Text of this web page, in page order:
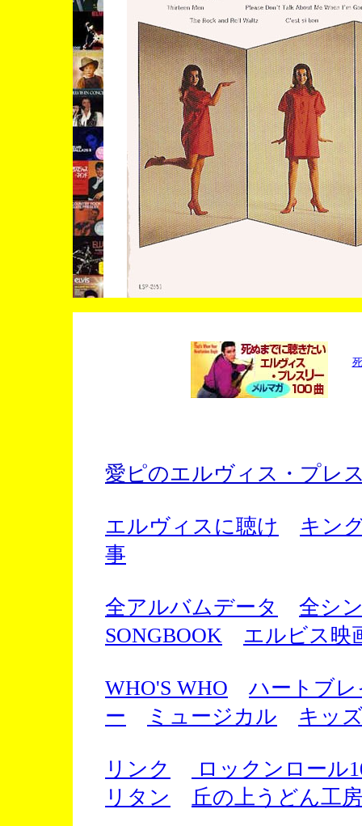
愛ピのエルヴィス・プレ
エルヴィスに聴け
キン
事
全アルバムデータ
全シ
SONGBOOK
エルビス映
WHO'S WHO
ハートブ
ー
ミュージカル キッ
リンク
ロックンロール
リタン
丘の上うどん工房